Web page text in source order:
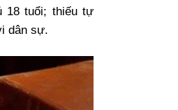
18 tuổi; thiếu tự
dân sự.